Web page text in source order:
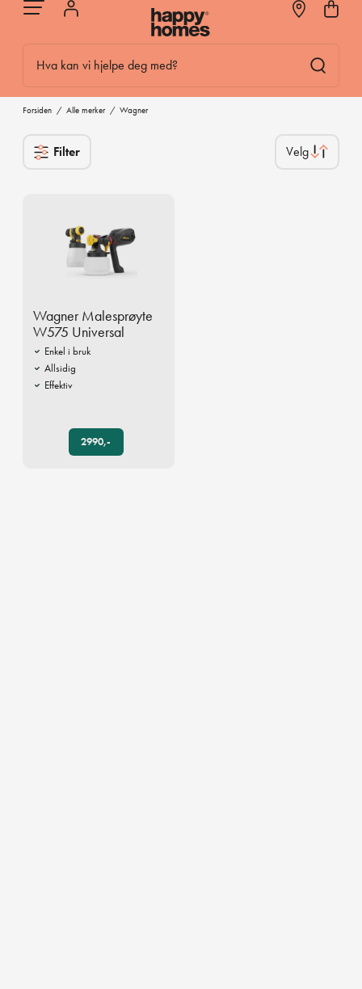
Hva kan vi hjelpe deg med?
Forsiden / Alle merker / Wagner
Filter
Wagner Malesprøyte
W575 Universal
Enkel i bruk
Allsidig
Effektiv
2990,-